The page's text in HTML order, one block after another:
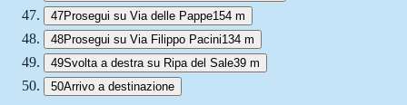
47Prosegui su Via delle Pappe154 m
48Prosegui su Via Filippo Pacini134 m
49Svolta a destra su Ripa del Sale39 m
50Arrivo a destinazione